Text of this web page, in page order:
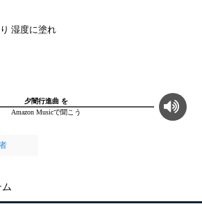
湿度に塗れ
夕闇行進曲 を
Amazon Musicで聞こう